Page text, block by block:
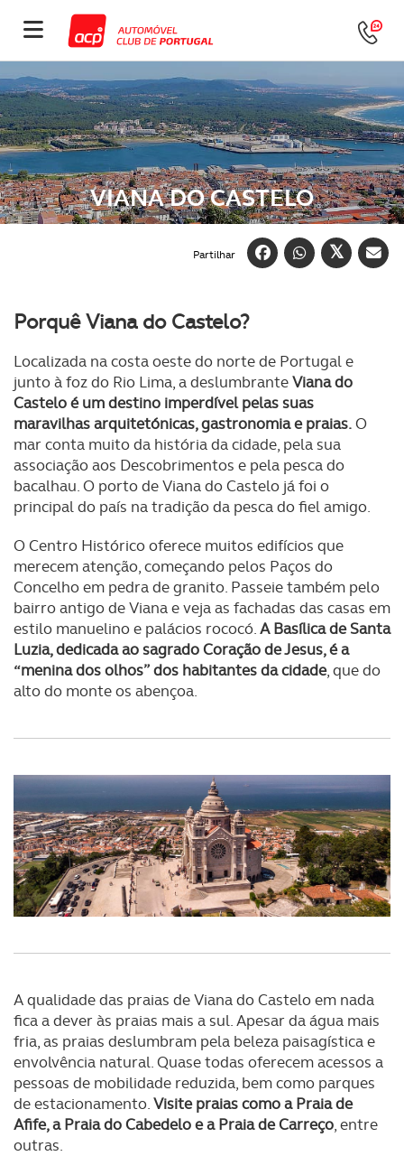
VIANA DO CASTELO
Partilhar
Porquê Viana do Castelo?
Localizada na costa oeste do norte de Portugal e
junto à foz do Rio Lima, a deslumbranteViana do
Castelo é um destino imperdível pelas suas
maravilhas arquitetónicas, gastronomia e praias.O
mar conta muito da história da cidade, pela sua
associação aos Descobrimentos e pela pesca do
bacalhau. O porto de Viana do Castelo já foi o
principal do país na tradição da pesca do fiel amigo.
O Centro Histórico oferece muitos edifícios que
merecem atenção, começando pelos Paços do
Concelho em pedra de granito. Passeie também pelo
bairro antigo de Viana e veja as fachadas das casas em
estilo manuelino e palácios rococó.A Basílica de Santa
Luzia, dedicada ao sagrado Coração de Jesus, é a
“menina dos olhos” dos habitantes da cidade, que do
alto do monte os abençoa.
A qualidade das praias de Viana do Castelo em nada
fica a dever às praias mais a sul. Apesar da água mais
fria, as praias deslumbram pela beleza paisagística e
envolvência natural. Quase todas oferecem acessos a
pessoas de mobilidade reduzida, bem como parques
de estacionamento.Visite praias como a Praia de
Afife, a Praia do Cabedelo e a Praia de Carreço, entre
outras.